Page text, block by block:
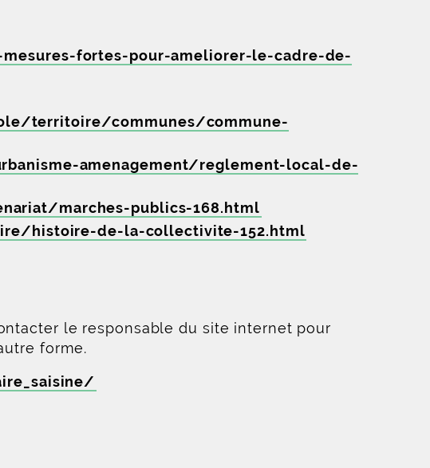
fortes-pour-ameliorer-le-cadre-de-
territoire/communes/commune-
amenagement/reglement-local-de-
marches-publics-168.html
histoire-de-la-collectivite-152.html
le responsable du site internet pour
forme.